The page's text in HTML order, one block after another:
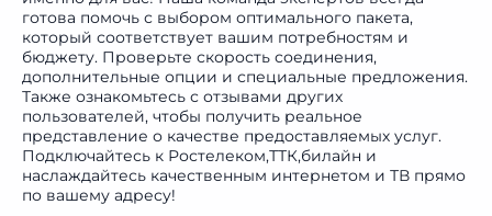
готова помочь с выбором оптимального пакета,
который соответствует вашим потребностям и
бюджету. Проверьте скорость соединения,
дополнительные опции и специальные предложения.
Также ознакомьтесь с отзывами других
пользователей, чтобы получить реальное
представление о качестве предоставляемых услуг.
Подключайтесь к Ростелеком,ТТК,билайн и
наслаждайтесь качественным интернетом и ТВ прямо
по вашему адресу!